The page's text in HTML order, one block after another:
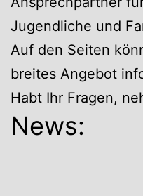
Jugendliche und
Auf den Seiten
breites Angebot
Habt Ihr Fragen,
News: